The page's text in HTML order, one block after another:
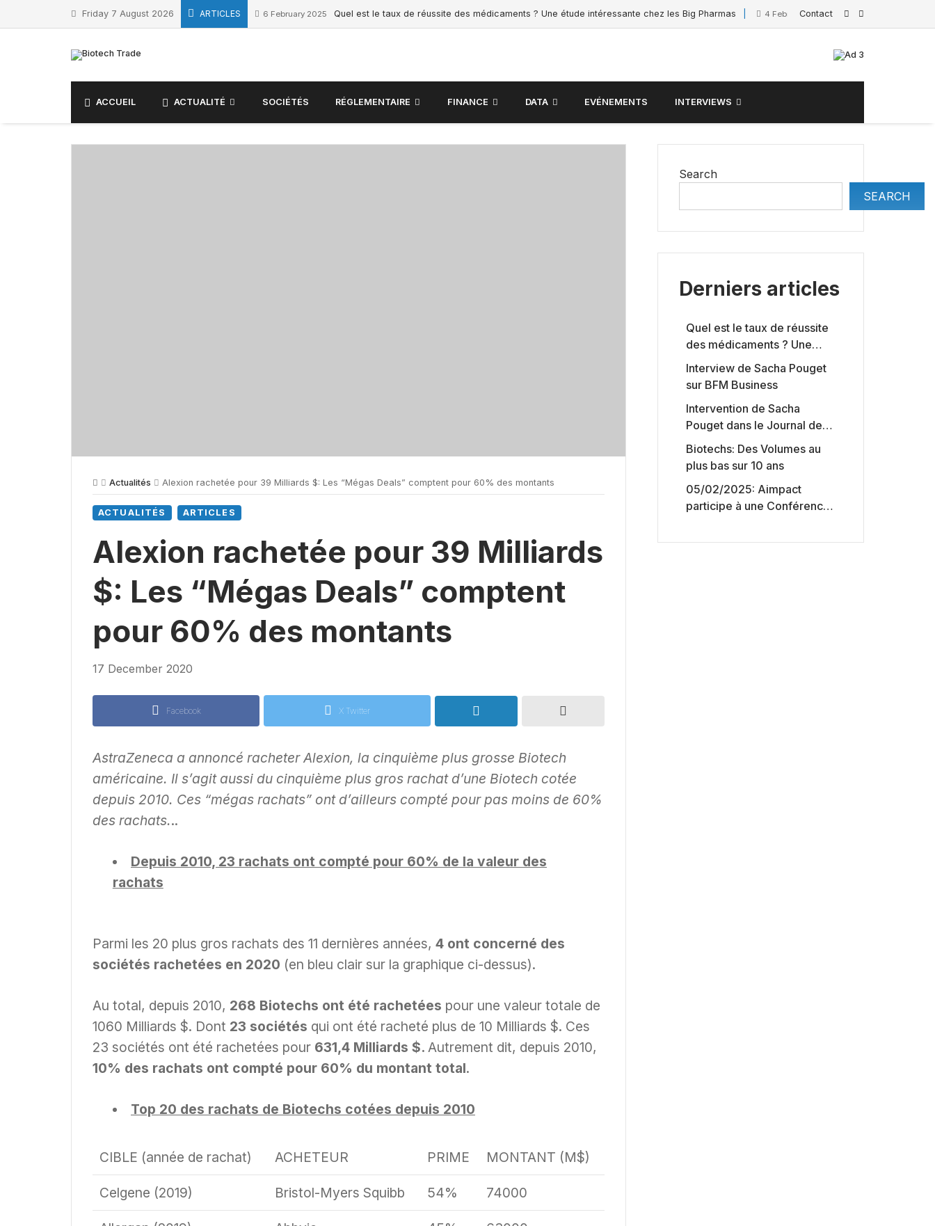
Friday 7 August 2026 ARTICLES 6 February 2025 Quel est le taux de réussite des médicaments ? Une étude intéressante chez les Big Pharmas 4 February 2025 Interview de Sacha
Contact
ACCUEIL ACTUALITÉ SOCIÉTÉS RÉGLEMENTAIRE FINANCE DATA EVÉNEMENTS INTERVIEWS
Actualités Alexion rachetée pour 39 Milliards $: Les “Mégas Deals” comptent pour 60% des montants
ACTUALITÉS ARTICLES
Alexion rachetée pour 39 Milliards
$: Les “Mégas Deals” comptent
pour 60% des montants
17 December 2020
Facebook X Twitter
AstraZeneca a annoncé racheter Alexion, la cinquième plus grosse Biotech
américaine. Il s’agit aussi du cinquième plus gros rachat d’une Biotech cotée
depuis 2010. Ces “mégas rachats” ont d’ailleurs compté pour pas moins de 60%
des rachats...
Depuis 2010, 23 rachats ont compté pour 60% de la valeur des
rachats
Parmi les 20 plus gros rachats des 11 dernières années, 4 ont concerné des
sociétés rachetées en 2020 (en bleu clair sur la graphique ci-dessus).
Au total, depuis 2010, 268 Biotechs ont été rachetées pour une valeur totale de
1060 Milliards $. Dont 23 sociétés qui ont été racheté plus de 10 Milliards $. Ces
23 sociétés ont été rachetées pour 631,4 Milliards $. Autrement dit, depuis 2010,
10% des rachats ont compté pour 60% du montant total.
Top 20 des rachats de Biotechs cotées depuis 2010
CIBLE (année de rachat) ACHETEUR PRIME MONTANT (M$)
Celgene (2019) Bristol-Myers Squibb 54% 74000
Search
SEARCH
Derniers articles
Quel est le taux de réussite
des médicaments ? Une
étude intéressante chez les
Big Pharmas
Interview de Sacha Pouget
sur BFM Business
Intervention de Sacha
Pouget dans le Journal des
Biotechs de Boursorama
Biotechs: Des Volumes au
plus bas sur 10 ans
05/02/2025: Aimpact
participe à une Conférence
capitaux américains,